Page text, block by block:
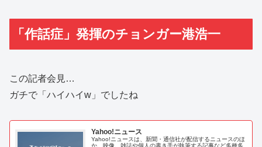
「作話症」発揮のチョンガー港浩一
この記者会見…
ガチで「ハイハイw」でしたね
Yahoo!ニュース
Yahoo!ニュースは、新聞・通信社が配信するニュースのほ
か、映像、雑誌や個人の書き手が執筆する記事など多種多